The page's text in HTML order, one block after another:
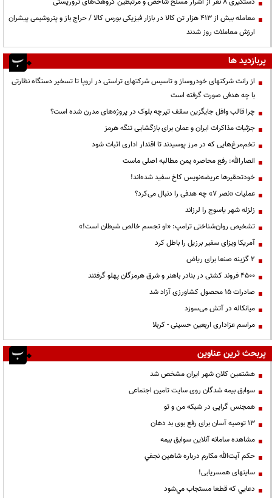
معامله بیش از ۴۱۳ هزار تن کالا در بازار فیزیکی بورس کالا / حراج باز و پتروشیمی پیشران
ارزش معاملات روز شدند
پربازدید ها
از رانت‌ شرکتهای خودروساز و تاسیس شرکتهای تراستی در اروپا تا تسخیر دستگاه نظارتی
با چه هدفی صورت گرفته است
چرا قالب وافل جایگزین سقف تیرچه بلوک در پروژه‌های مدرن شده است؟
جزئیات مذاکرات ایران و عمان برای بازگشایی تنگه هرمز
تخم‌مرغ‌هایی که در مرز پوسیدند تا اقتدار اداری اثبات شود
انصارالله: رفع محاصره یمن مطالبه اصلی ماست
خودتحقیرها عریضه‌نویس کاخ سفید شده‌اند!
عملیات «نصر ۷» چه هدفی را دنبال می‌کرد؟
زلزله شهر یاسوج را لرزاند
تشخیص روان‌شناختی ترامپ: «او تجسم خالص شیطان است!»
آمریکا ویزای سفیر برزیل را باطل کرد
۲ گزینه صنعا برای ریاض
۴۵۰۰ فروند کشتی در بنادر باهنر و شرق هرمزگان پهلو گرفتند
صادرات ۱۵ محصول کشاورزی آزاد شد
میانکاله در آتش می‌سوزد
مراسم عزاداری اربعین حسینی - کربلا
پربحث ترین عناوین
هشتمین کلان شهر ایران مشخص شد
سوابق بیمه شدگان روی سایت تامین اجتماعی
همجنس گرایی در شبکه من و تو
13 توصیه آسان برای رفع بوی بد دهان
مشاهده سامانه آنلاين سوابق بیمه
حكم آيت‌الله مكارم درباره شاهين نجفي
سایتهای همسریابی!
دعايي كه قطعا مستجاب مي‌شود